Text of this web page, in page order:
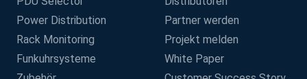
Power Distribution
Rack Monitoring
Funkuhrsysteme
Partner werden
Projekt melden
White Paper